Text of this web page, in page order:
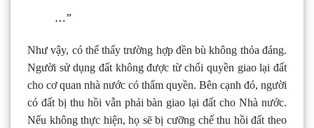
…”
Như vậy, có thể thấy trường hợp đền bù không thỏa đáng.
Người sử dụng đất không được từ chối quyền giao lại đất
cho cơ quan nhà nước có thẩm quyền. Bên cạnh đó, người
có đất bị thu hồi vẫn phải bàn giao lại đất cho Nhà nước.
Nếu không thực hiện, họ sẽ bị cưỡng chế thu hồi đất theo